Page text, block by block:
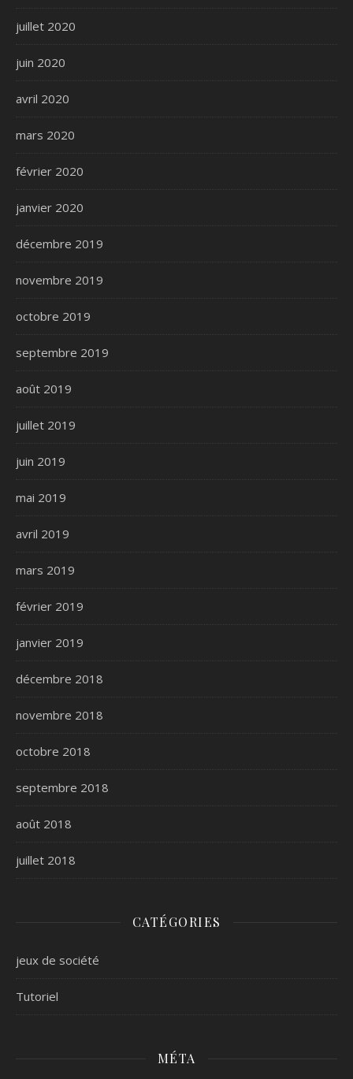
juillet 2020
juin 2020
avril 2020
mars 2020
février 2020
janvier 2020
décembre 2019
novembre 2019
octobre 2019
septembre 2019
août 2019
juillet 2019
juin 2019
mai 2019
avril 2019
mars 2019
février 2019
janvier 2019
décembre 2018
novembre 2018
octobre 2018
septembre 2018
août 2018
juillet 2018
CATÉGORIES
jeux de société
Tutoriel
MÉTA